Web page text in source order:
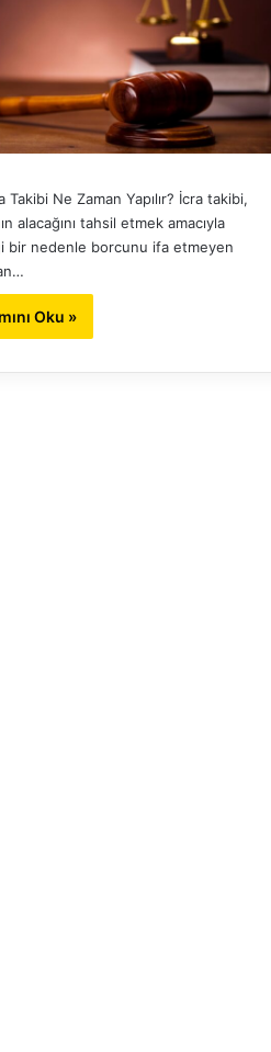
Takibi Ne Zaman Yapılır? İcra takibi,
alacağını tahsil etmek amacıyla
bir nedenle borcunu ifa etmeyen
Oku »